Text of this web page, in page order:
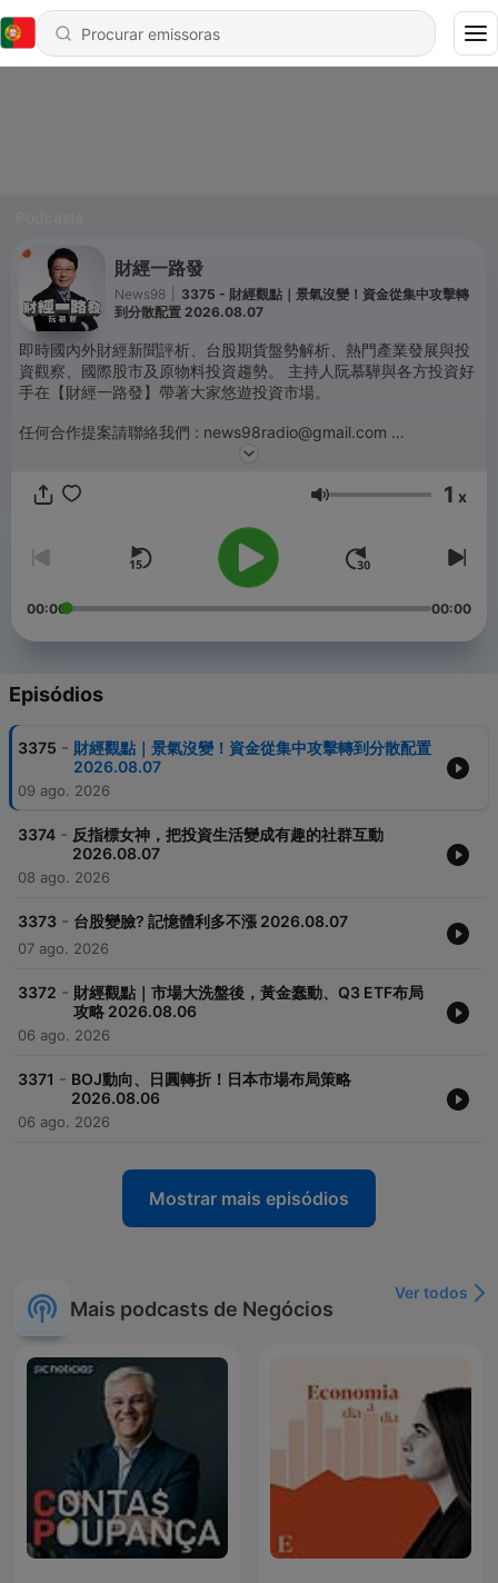
財經一路發
News98
3375 - 財經觀點｜景氣沒變！資金從集中攻擊轉
到分散配置 2026.08.07
即時國內外財經新聞評析、台股期貨盤勢解析、熱門產業發展與投
資觀察、國際股市及原物料投資趨勢。 主持人阮慕驊與各方投資好
手在【財經一路發】帶著大家悠遊投資市場。
任何合作提案請聯絡我們 : news98radio@gmail.com
Volume 1 x
00:00 00:00
Episódios
3375 - 財經觀點｜景氣沒變！資金從集中攻擊轉到分散配置
2026.08.07
09 ago. 2026
3374 - 反指標女神，把投資生活變成有趣的社群互動
2026.08.07
08 ago. 2026
3373 - 台股變臉? 記憶體利多不漲 2026.08.07
07 ago. 2026
3372 - 財經觀點｜市場大洗盤後，黃金蠢動、Q3 ETF布局
攻略 2026.08.06
06 ago. 2026
3371 - BOJ動向、日圓轉折！日本市場布局策略
2026.08.06
06 ago. 2026
Mostrar mais episódios
Mais podcasts de Negócios
Ver todos